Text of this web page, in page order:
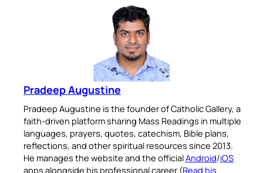
Pradeep Augustine
Pradeep Augustine is the founder of Catholic Gallery, a
faith-driven platform sharing Mass Readings in multiple
languages, prayers, quotes, catechism, Bible plans,
reflections, and other spiritual resources since 2013.
He manages the website and the officialAndroid/iOS
apps alongside his professional career (Read his